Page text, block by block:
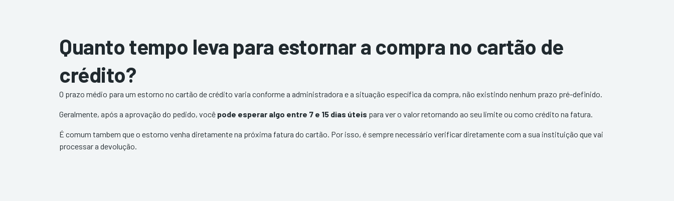
Quanto tempo leva para estornar a compra no cartão de
crédito?
O prazo médio para um estorno no cartão de crédito varia conforme a administradora e a situação específica da compra, não existindo nenhum prazo pré-definido.
Geralmente, após a aprovação do pedido, você pode esperar algo entre 7 e 15 dias úteis para ver o valor retornando ao seu limite ou como crédito na fatura.
É comum tambem que o estorno venha diretamente na próxima fatura do cartão. Por isso, é sempre necessário verificar diretamente com a sua instituição que vai
processar a devolução.